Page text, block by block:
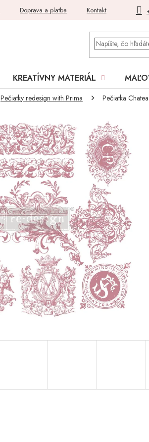
Doprava a platba Kontakt Blog
KREATÍVNY MATERIÁL
Pečiatky redesign with Prima Pečiatka